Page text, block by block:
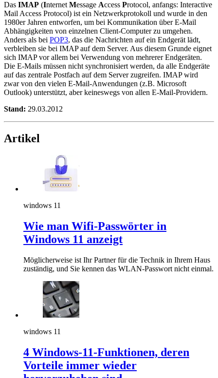
Das IMAP (Internet Message Access Protocol, anfangs: Interactive
Mail Access Protocol) ist ein Netzwerkprotokoll und wurde in den
1980er Jahren entworfen, um bei Kommunikation über E-Mail
Abhängigkeiten von einzelnen Client-Computer zu umgehen.
Anders als bei POP3, das die Nachrichten auf ein Endgerät lädt,
verbleiben sie bei IMAP auf dem Server. Aus diesem Grunde eignet
sich IMAP vor allem bei Verwendung von mehrerer Endgeräten.
Die E-Mails müssen nicht synchronisiert werden, da alle Endgeräte
auf das zentrale Postfach auf dem Server zugreifen. IMAP wird
zwar von den vielen E-Mail-Anwendungen (z.B. Microsoft
Outlook) unterstützt, aber keineswegs von allen E-Mail-Providern.
Stand: 29.03.2012
Artikel
windows 11
Wie man Wifi-Passwörter in
Windows 11 anzeigt
Möglicherweise ist Ihr Partner für die Technik in Ihrem Haus
zuständig, und Sie kennen das WLAN-Passwort nicht einmal.
windows 11
4 Windows-11-Funktionen, deren
Vorteile immer wieder